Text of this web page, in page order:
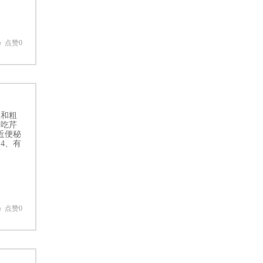
点赞0
粗
芹
便秘
、有
点赞0